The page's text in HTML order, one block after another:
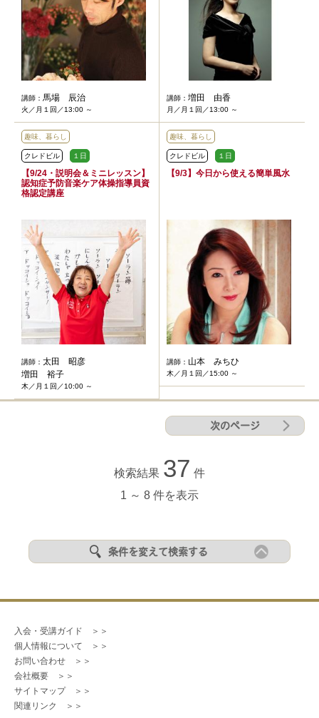
講師： 馬場 辰治
火／月１回／13:00 ～
講師： 増田 由香
月／月１回／13:00 ～
趣味、暮らし
クレドビル １日
【9/24・説明会＆ミニレッスン】
認知症予防音楽ケア体操指導員資
格認定講座
講師： 太田 昭彦
増田 裕子
木／月１回／10:00 ～
趣味、暮らし
クレドビル １日
【9/3】今日から使える簡単風水
講師： 山本 みちひ
木／月１回／15:00 ～
次のページ
検索結果 37 件
1 ～ 8 件を表示
条件を変えて検索する
入会・受講ガイド　＞＞
個人情報について　＞＞
お問い合わせ　＞＞
会社概要　＞＞
サイトマップ　＞＞
関連リンク　＞＞